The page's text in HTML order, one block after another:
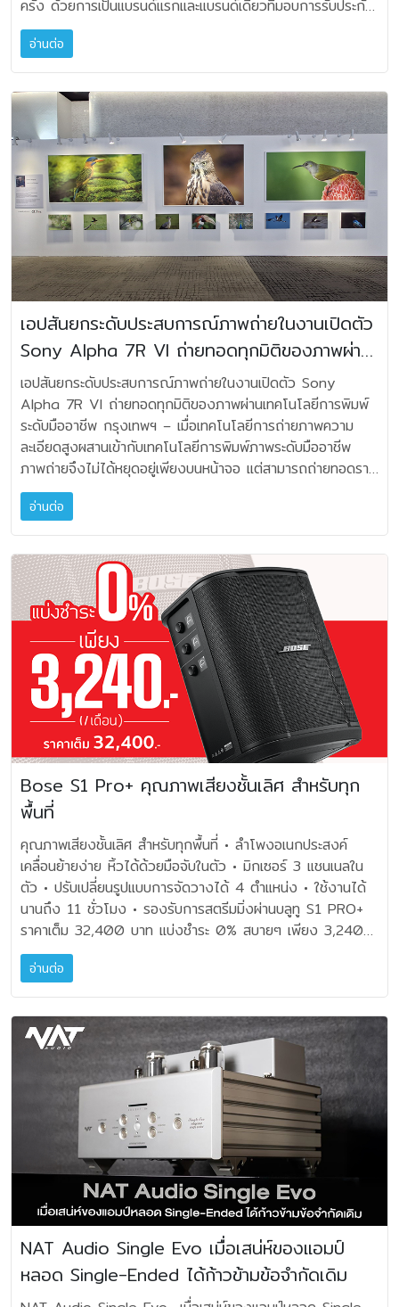
Feedback Suppression สำหรับปรับแต่งเสียงร้อง •
ไมโครโฟนดิจิทัลไร้สาย 2 ตัว พร้อมเริ่มร้องคาราโอเกะได้ทันที
• JBL Pro Sound กำลังขับ 100 วัตต์ RMS พร้อม AI
Sound Boost • ไฟเอฟเฟกต์แบบไดนามิกเคลื่อนไหวตาม
จังหวะเพลง • Auracast™ สำหรับจับคู่สเตอริโอและเชื่อมต่อ
หลายลำโพง • Bluetooth 5.4 • แบตเตอรี่ใช้งานได้นาน
สูงสุด 15 ชั่วโมง และรองรับแบตเตอรี่แบบถอดเปลี่ยนได้* •
ชาร์จเร็ว 10 นาที เพิ่มเวลาเล่นเพลงได้สูงสุด 80 นาที •
ควบคุมผ่านแอป JBL One • ป้องกันน้ำกระเซ็นมาตรฐาน
IPX4 • ด้ามจับแบบยืดหยุ่นและการออกแบบตามหลัก
สรีรศาสตร์ • มีส่วนประกอบจากพลาสติกรีไซเคิลหลังการใช้
งาน พร้อมบรรจุภัณฑ์กระดาษมาตรฐาน FSC *แบตเตอรี่สำรอง
จำหน่ายแยกต่างหาก JBL PartyBox Encore 2 Plus วาง
จำหน่ายในราคา 22,900 บาท ที่ร้านค้าตัวแทนจำหน่าย ร้าน
Sound City โชว์รูมมหาจักร และช่องทางออนไลน์ของมหาจักร:
www.mahajak.com/th/jbl-partybox-encore-2-
plus.html สามารถติดตามข่าวสารหรือสอบถามรายละเอียดเพิ่ม
เติมได้ที่ บริษัท มหาจักรดีเวลอปเมนท์ จำกัด Facebook /
Instagram: Mahajak Life, Mahajak Living และ JBL
Thailand TikTok: Mahajak Family และ JBL Thailand
Mahajak Service Center โทร. 1516
www.mahajak.com/th
วงการ ที่มาแชร์ประสบการณ์ตรงจากหน้างาน พร้อมกิจกรรม
Lucky Draw ปิดท้ายงาน สะท้อนความหลากหลายของผู้เข้าร่วม
งานตั้งแต่ระดับมืออาชีพ ในสนามจริง ไปจนถึงคนรุ่นใหม่ที่กำลัง
ก้าวเข้าสู่วงการ Live Sound ติดตามข่าวสารหรือสอบถามราย
ละเอียดเพิ่มเติมได้ที่ บริษัท มหาจักรดีเวลอปเมนท์ จำกัด
Facebook/Tiktok: MahajakPro IG: Mahajak_Pro
Call Center 1516 | Line: @Mahajakstore
www.mahajak.com/th/
Head of Global Marketing, KEF) Performance by
Design LS LUXE เป็นทั้งงานประติมากรรมและลำโพงไร้สายที่
ออกแบบอย่างพิถีพิถัน ตัวตู้ทรงโค้งช่วยลดการเลี้ยวเบนของ
เสียง ผสานโครงสร้างลดแรงสั่นสะเทือนและวัสดุขั้นสูง เพื่อ
ถ่ายทอดเสียงที่บริสุทธิ์ คมชัด และให้เบสที่ลึกยิ่งขึ้น ยกระดับ
มาตรฐานเหนือ LS50 Wireless II ซึ่งเป็นหนึ่งในลำโพงไร้สาย
ระดับไฮไฟที่ได้รับการยอมรับอย่างกว้างขวาง ได้ยินครบทุก
ดีเทลด้วย 12th-Generation 6.5-inch Uni-Q® พร้อม
MAT® Technology นวัตกรรมจาก KEF LS LUXE ถ่ายทอด
รายละเอียดเสียงพร้อมเบสที่ทรงพลังผ่าน 12th-generation
6.5-inch Uni-Q® driver array พร้อม Metamaterial
Absorption Technology (MAT®) ช่วยขยายพื้นที่รับฟังที่ให้
เสียงสมดุลและลดความผิดเพี้ยนให้น้อยที่สุด โดยวางทวีตเตอร์ไว้
กึ่งกลางอะคูสติกของวูฟเฟอร์ เพื่อให้เสียงกระจายอย่าง
สม่ำเสมอทั่วพื้นที่ฟัง MAT® Technology ทำหน้าที่เสมือนหลุม
ดำทางเสียง ดูดซับเสียงด้านหลังจากทวีตเตอร์ที่ไม่ต้องการได้
ถึง 99% ช่วยลดความผิดเพี้ยน พร้อมมอบพื้นที่รับฟังที่กว้างขึ้น
โทนเสียงที่สะอาด และประสบการณ์ฟังที่เป็นธรรมชาติ เพื่อคง
ความบริสุทธิ์ของเสียง ชุด Uni-Q® ถูกแยกแรงสั่นสะเทือนด้วย
โครงสร้างแบบยืดหยุ่น ช่วยรักษารายละเอียดเสียงได้อย่างครบ
ถ้วน เบสแม่นยำเหนือระดับกับ Velocity Control
Technology (VECO) LS LUXE เป็นลำโพงรุ่นแรกที่มาพร้อม
VECO ของ KEF ซึ่งต่อยอดจากเทคโนโลยีที่เปิดตัวใน XIO
soundbar ระบบนี้ใช้เซ็นเซอร์ตรวจจับการเคลื่อนที่ของ Uni-
Q® driver แบบเรียลไทม์ และส่งข้อมูลไปยังแอมป์เฉพาะทันที
เพื่อควบคุมเบสให้แม่นยำ ลดความผิดเพี้ยน และเผยรายละเอียด
เสียงได้ชัดเจนยิ่งขึ้น คงความชัดเจนในทุกระดับเสียง ด้วย
Music Integrity Engine® (MIE) LS LUXE มอบรายละเอียด
ความแม่นยำ และโทนเสียงที่สมดุล แม้ฟังในระดับเสียงต่ำหรือใช้
งานต่อเนื่อง ฮาร์ดแวร์ขั้นสูงทำงานร่วมกับซอฟต์แวร์อัจฉริยะ
เพื่อรักษาความชัดเจนของเสียงในทุกระดับเสียง Music
Integrity Engine® (MIE) เทคโนโลยีเฉพาะของ KEF ใช้อัล
กอริทึมประมวลผลสัญญาณดิจิทัลที่ปรับจูนอย่างละเอียด เพื่อคง
ความคมชัดและประสิทธิภาพเสียง แม้แอมป์ต้องทำงานหนักขึ้น
แอมป์ 100W Class AB และ 280W Class D current-
drive amplifier ต่อหนึ่งลำโพง ช่วยให้ LS LUXE มีกำลังขับ
สูง ความผิดเพี้ยนต่ำ และถ่ายทอดเสียงได้อย่างมีไดนามิก การ
เชื่อมต่อครบครันบน W2 Wireless Platform ของ KEF
และระบบเสียงหลายห้องทั่วบ้าน ผ่าน W2 Wireless Platform
ของ KEF ที่สตรีมเพลงจากบริการชั้นนำได้โดยตรง เช่น Tidal,
Amazon Music, Qobuz, Deezer, Spotify Connect,
Tidal Connect, QPlay, AirPlay และ Google Cast LS
LUXE ยังรองรับการเชื่อมต่อแบบมีสาย ทั้ง HDMI eARC,
analogue, optical และ coaxial สำหรับทีวี เครื่องเล่น CD
และเครื่องเล่นเกม พร้อมช่องต่อ subwoofer แยกในลำโพง
แต่ละข้าง และรองรับการสตรีมจาก NAS drives หรือ music
servers ในรูปแบบ lossless สูงสุด 24-bit/384kHz PCM
และ DSD ประสบการณ์ฟังที่ปรับได้ตามใจ ควบคุมและตั้งค่าได้
อย่างง่ายดาย LS LUXE ตั้งค่าและปรับแต่งเสียงได้ง่ายผ่าน
KEF Connect App เลือกโหมด “Normal” เพื่อรับคำแนะนำที
ละขั้นตอน หรือโหมด “Expert” เพื่อปรับค่า EQ อย่างละเอียด
Advanced Room EQ DSP ช่วยปรับเสียงให้เข้ากับห้องโดย
อัตโนมัติ พร้อมพรีเซ็ตสำหรับ subwoofer ของ KEF ผู้ใช้
สามารถควบคุมระดับเสียง เลือกแหล่งสัญญาณ และจัดการการ
ตั้งค่าผ่านแอปหรือ C3 Remote ได้อย่างสะดวก โดยไม่จำเป็น
ต้องมีความเชี่ยวชาญด้านเทคนิค สีผลิตภัณฑ์และอุปกรณ์
เสริม LS LUXE มีให้เลือก 3 สี ได้แก่ Dusk Titanium,
Eclipse Black และ Mineral White มาพร้อม C3 Remote
ที่ใช้แผ่นอะลูมิเนียมพรีเมียม ปุ่มเรืองแสง และปุ่ม favourite ที่
ปรับแต่งได้ เพื่อให้การควบคุมในชีวิตประจำวันสอดรับกับตัวระบบ
ครั้ง ด้วยการเป็นแบรนด์แรกและแบรนด์เดียวที่มอบการรับประกัน
เครื่องพิมพ์แท็งค์แท้ทุกรุ่นนานถึง 5 ปี ในชื่อแคมเปญ ‘พิมพ์
สบายยย ไร้กังวัล’ (Print Without Worry) พร้อมตอกย้ำ
ความเป็นผู้นำตลาดเครื่องพิมพ์อิงค์เจ็ตในประเทศไทย ด้วยการ
เปิดตัว EcoTank เจเนอเรชันใหม่ 8 รุ่นวันนี้ เน้นเจาะกลุ่มผู้ใช้
งานภายในบ้าน รวมถึงกลุ่ม Solopreneur และ SOHO ที่
เติบโตอย่างต่อเนื่อง โดยชูจุดเด่นด้านความเร็วในการพิมพ์ที่สูง
ขึ้น เติมหมึกได้สะดวกและสะอาดยิ่งกว่าเดิม รองรับการพิมพ์แบบ
ไร้สายผ่าน Apple AirPrint, Mopria, LINE Print และ
Epson Smart Panel เพื่อมอบประสบการณ์การพิมพ์ที่สะดวก
และมั่นใจยิ่งขึ้น นายยรรยง มุนีมงคลทร ผู้อำนวยการอาวุโส
ประจำกลุ่มประเทศในภูมิภาคเอเชียตะวันออกเฉียงใต้ และผู้อำนวย
การบริหาร บริษัท เอปสัน (ประเทศไทย) จำกัด กล่าวว่า “เมื่อปี
2553 เอปสันได้ Disrupt ตลาดเครื่องพิมพ์ ด้วยการเปิดตัว
EcoTank เครื่องพิมพ์อิงค์เจ็ตแท็งค์แท้ที่พลิกโฉมรูปแบบการ
พิมพ์และยกระดับความคุ้มค่าให้กับผู้บริโภค ตลอด 16 ปีที่ผ่านมา
บริษัทฯ ยังคงพัฒนาเทคโนโลยีอย่างต่อเนื่อง ทั้งด้าน
มิตรต่อสิ่งแวดล้อม เพื่อตอบโจทย์ความต้องการของผู้ใช้ที่
เปลี่ยนแปลงอยู่เสมอ วันนี้เอปสันกำลังยกระดับมาตรฐานของ
ตลาดอีกครั้งผ่านแคมเปญ ‘พิมพ์สบายยย ไร้กังวล’ (Print
Without Worry) ด้วยการมอบการรับประกันเครื่องพิมพ์
EcoTank ทุกรุ่นนานสูงสุดถึง 5 ปี นับเป็นแบรนด์แรกและแบรนด์
เดียวในประเทศไทยที่มอบการรับประกันในระดับนี้ สะท้อนถึงความ
มั่นใจของเอปสันในคุณภาพของผลิตภัณฑ์ เทคโนโลยีหัวพิมพ์
PrecisionCore และมาตรฐานการบริการหลังการขาย เพื่อให้ผู้
บริโภคใช้งานได้อย่างมั่นใจและไร้กังวลตลอดการใช้งาน” ภาย
ใต้แคมเปญ ‘พิมพ์สบายยย ไร้กังวล’ เอปสันมอบการรับประกัน
สูงสุด 5 ปี สำหรับลูกค้าที่ซื้อเครื่องพิมพ์ EcoTank ทุกรุ่น
ตั้งแต่วันที่ 1 กรกฎาคม 2569 และลงทะเบียนผลิตภัณฑ์ผ่าน
MyEpson ภายใน 14 วันนับจากวันที่ซื้อ โดยการรับประกัน
ครอบคลุมทั้งตัวเครื่องและหัวพิมพ์ตามเงื่อนไขที่บริษัทกำหนด
นายยรรยง กล่าวต่อว่า ตลาดเครื่องพิมพ์สำหรับการทำงานแบบ
Hybrid Working และ Home Office มีการเติบโตอย่างต่อ
เนื่อง โดยเฉพาะกลุ่ม Solopreneur และ SOHO ที่กำลังขยาย
ตัวอย่างรวดเร็ว และต้องการเครื่องพิมพ์ประสิทธิภาพสูง ทนทาน
ใช้งานง่าย ที่สำคัญต้องรองรับการเชื่อมต่อและการสั่งพิมพ์ได้
หลากหลายช่องทาง และยังต้องช่วยลดต้นทุนการพิมพ์ เอปสัน
จึงเปิดตัว EcoTank รุ่นใหม่พร้อมกันถึง 8 รุ่นในวันนี้ เพื่อมา
ตอบโจทย์ความต้องการของลูกค้ากลุ่มนี้โดยเฉพาะ ซึ่งประกอบ
ด้วย L1310, L1350, L3310, L3350, L3316, L3356,
L5390 และ L5396 Epson EcoTank รุ่นใหม่ ทั้ง 8 รุ่น
ได้รับการพัฒนาประสิทธิภาพการใช้งานในหลายด้าน เพื่อมอบ
ความสะดวกและคล่องตัวให้กับผู้ใช้ โดยรุ่น L1350, L3350,
และแท็บเล็ตได้อย่างง่ายดายด้วย Apple AirPrint, Mopria
และ LINE Print ทั้งยังใช้งานร่วมกับแอปพลิเคชัน Epson
Smart Panel เพื่อสั่งพิมพ์ สแกนเอกสาร และถ่ายสำเนา รวม
ถึงตรวจสอบระดับหมึกและสถานะเครื่องพิมพ์ ขณะที่รุ่น L5390
และ L5396 ยังมาพร้อมระบบป้อนเอกสารอัตโนมัติ (ADF) ช่วย
เพิ่มประสิทธิภาพในการสแกนและถ่ายสำเนาเอกสารหลายหน้า ตอบ
โจทย์ผู้ประกอบการและสำนักงานที่ต้องการความรวดเร็วในการ
มิลลิลิตร รองรับการพิมพ์ด้วยหมึกดำได้สูงสุด 4,700 หน้า
และหมึกสีสูงสุด 7,500 หน้า พร้อมขวดหมึกระบบคีย์ล็อคที่ช่วย
ป้องกันการเติมหมึกผิดช่อง ลดการหกเลอะเทอะ และทำให้การเติม
หมึกสะดวกยิ่งขึ้น นอกจากนี้ ตัวเครื่องยังได้รับการออกแบบให้มี
ความทนทานเป็นพิเศษ จึงมาพร้อมการรับประกันการพิมพ์สูงสุด
ถึง 50,000 หน้า อีกทั้งยังติดตั้งกล่องบำรุงรักษา
(Maintenance Box) ที่ผู้ใช้สามารถถอดเปลี่ยนได้ด้วยตนเอง
รวมถึงระบบ Semi-Automatic Print Adjustment ที่ผสาน
อ่านต่อ
เอปสันยกระดับประสบการณ์ภาพถ่ายในงานเปิดตัว
Sony Alpha 7R VI ถ่ายทอดทุกมิติของภาพผ่าน
เทคโนโลยีการพิมพ์ระดับมืออาชีพ
เอปสันยกระดับประสบการณ์ภาพถ่ายในงานเปิดตัว Sony
Alpha 7R VI ถ่ายทอดทุกมิติของภาพผ่านเทคโนโลยีการพิมพ์
ระดับมืออาชีพ กรุงเทพฯ – เมื่อเทคโนโลยีการถ่ายภาพความ
ละเอียดสูงผสานเข้ากับเทคโนโลยีการพิมพ์ภาพระดับมืออาชีพ
ภาพถ่ายจึงไม่ได้หยุดอยู่เพียงบนหน้าจอ แต่สามารถถ่ายทอดราย
ละเอียด สีสัน และอารมณ์ของภาพออกมาได้อย่างสมบูรณ์แบบ
บริษัท เอปสัน (ประเทศไทย) จำกัด ร่วมเป็นพันธมิตรด้าน
เทคโนโลยีการพิมพ์ในงานเปิดตัวกล้อง Sony Alpha 7R VI
กล้องฟูลเฟรมมิเรอร์เลสความละเอียดสูงรุ่นล่าสุดของโซนี่ ซึ่งได้
รับความสนใจจากสื่อมวลชนสายเทคโนโลยี ช่างภาพ ครีเอเตอร์
อินฟลูเอนเซอร์ และผู้ที่ชื่นชอบการถ่ายภาพเข้าร่วมงานเป็นจำนวน
มาก เพื่อสัมผัสศักยภาพของเทคโนโลยีการถ่ายภาพและงานพิมพ์
คุณภาพระดับมืออาชีพในพื้นที่เดียวกัน โดยเอปสันนำโซลูชันการ
พิมพ์ภาพคุณภาพระดับมืออาชีพมาถ่ายทอดศักยภาพของกล้อง
ผ่านผลงานภาพถ่ายที่คมชัด สีสันสมจริง และเก็บทุกรายละเอียด
ได้อย่างครบถ้วน เพื่อให้ผู้ร่วมงานได้สัมผัสคุณภาพของภาพถ่าย
ได้อย่างสมบูรณ์แบบ ภายในงาน เอปสันร่วมจัดแสดงผล
งานภาพถ่ายจากฝีมือช่างภาพคนดัง 3 ท่าน ได้แก่ ธาดา วารีช,
อติพจน์ ศรีสุคนธ์ และรชฎ วิสราญกุล ผ่านผลงานภาพถ่ายที่
บันทึกด้วยกล้อง Sony Alpha 7R VI และถ่ายทอดสู่ภาพพิมพ์
ด้วยโซลูชันการพิมพ์ภาพระดับมืออาชีพของเอปสัน ช่วยถ่ายทอด
สีสัน รายละเอียด และมิติของภาพได้อย่างคมชัด สมจริง ทำให้ผู้
เข้าชมสามารถสัมผัสอารมณ์และเรื่องราวที่ช่างภาพต้องการ
สื่อสารได้ใกล้เคียงกับภาพต้นฉบับมากที่สุด นอกจากการจัด
แสดงผลงานภาพถ่ายแล้ว เอปสันยังจัดกิจกรรมพิมพ์ภาพที่ระลึก
ภายในงาน เพื่อให้สื่อมวลชนและผู้เข้าร่วมงานได้สัมผัสคุณภาพ
ของงานพิมพ์จากภาพถ่ายจริง และเห็นถึงศักยภาพของ
เทคโนโลยีการพิมพ์ในการถ่ายทอดรายละเอียดของภาพ ตั้งแต่
โทนสี แสง เงา ไปจนถึงพื้นผิวและอารมณ์ของภาพได้อย่างครบ
ถ้วน เสริมประสบการณ์จากการรับชมภาพบนหน้าจอสู่การชื่นชม
ภาพพิมพ์คุณภาพระดับนิทรรศการภาพถ่าย ในฐานะผู้นำ
ตลาดเครื่องพิมพ์ภาพถ่ายเชิงพาณิชย์และอุตสาหกรรม เอปสัน
มุ่งมั่นพัฒนาเทคโนโลยีการพิมพ์ที่สามารถถ่ายทอดคุณภาพของ
ภาพถ่ายได้อย่างเที่ยงตรง เพื่อสนับสนุนการทำงานของช่างภาพ
ครีเอเตอร์ และผู้สร้างสรรค์ผลงาน ให้สามารถนำเสนอภาพถ่ายได้
อย่างสมบูรณ์ตามเจตนารมณ์ของผู้สร้างสรรค์ พร้อมเดินหน้า
ร่วมมือกับพันธมิตรในอุตสาหกรรมภาพถ่ายอย่างต่อเนื่อง เพื่อ
ผลักดันนวัตกรรมที่เชื่อมโยงเทคโนโลยีการถ่ายภาพและการพิมพ์
เข้าด้วยกัน และยกระดับประสบการณ์ของผู้ใช้งานในทุกมิติ
อ่านต่อ
Bose S1 Pro+ คุณภาพเสียงชั้นเลิศ สำหรับทุก
พื้นที่
คุณภาพเสียงชั้นเลิศ สำหรับทุกพื้นที่ • ลำโพงอเนกประสงค์
เคลื่อนย้ายง่าย หิ้วได้ด้วยมือจับในตัว • มิกเซอร์ 3 แชนเนลใน
ตัว • ปรับเปลี่ยนรูปแบบการจัดวางได้ 4 ตำแหน่ง • ใช้งานได้
นานถึง 11 ชั่วโมง • รองรับการสตรีมมิ่งผ่านบลูทู S1 PRO+
ราคาเต็ม 32,400 บาท แบ่งชำระ 0% สบายๆ เพียง 3,240
บาท/เดือน ก็เป็นเจ้าของ ได้แล้ววันนี้ • ให้คุณแบ่งชำระสินค้า
อัศวโสภณทุกรุ่นทุกแบรนด์ได้ง่ายๆ * ผ่อน 0% นานสูงสุด
10 เดือน * เลือกระยะเวลาแบ่งชำระได้เอง 3 เดือน, 4 เดือน, 6
เดือน หรือ 10 เดือน • ที่ร้านอัศวโสภณทุกสาขา Website
www.asavasopon.co.th Line: @asavasopon
#Asavasopon #อัศวโสภณผู้นำแห่งเทคโนโลยีเครื่องเสียง
อัจฉริยะ #boseprofessional #boses1pro #ซื้อboseซื้อ
ที่อัศวโสภณ #ของแท้ต้องอัศวโสภณ
อ่านต่อ
NAT Audio Single Evo เมื่อเสน่ห์ของแอมป์
หลอด Single-Ended ได้ก้าวข้ามข้อจำกัดเดิม